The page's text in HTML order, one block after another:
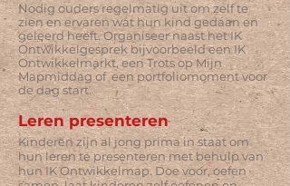
Nodig ouders regelmatig uit om zelf te
zien en ervaren wat hun kind gedaan en
geleerd heeft. Organiseer naast het IK
Ontwikkelgesprek bijvoorbeeld eenIK
Ontwikkelmarkt, een Trots op Mijn
Mapmiddag of een portfoliomoment voor
de dag start.
Leren presenteren
Kinderen zijn al jong prima in staat om
hun leren te presenteren met behulp van
hun IK Ontwikkelmap. Doe voor, oefen